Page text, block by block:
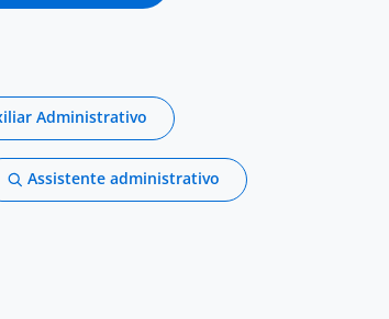
Administrativo
Assistente administrativo